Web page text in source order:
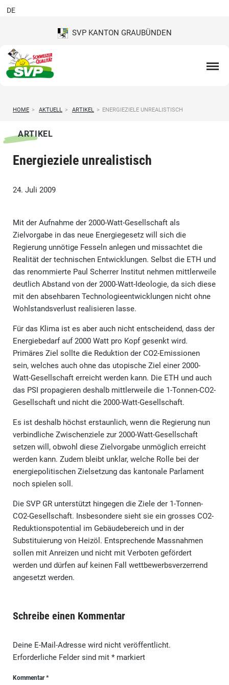
SVP KANTON GRAUBÜNDEN
DE
HOME > AKTUELL > ARTIKEL > ENERGIEZIELE UNREALISTISCH
ARTIKEL
Energieziele unrealistisch
24. Juli 2009
Mit der Aufnahme der 2000-Watt-Gesellschaft als
Zielvorgabe in das neue Energiegesetz will sich die
Regierung unnötige Fesseln anlegen und missachtet die
Realität der technischen Entwicklungen. Selbst die ETH und
das renommierte Paul Scherrer Institut nehmen mittlerweile
deutlich Abstand von der 2000-Watt-Ideologie, da sich diese
mit den absehbaren Technologieentwicklungen nicht ohne
Wohlstandsverlust realisieren lasse.
Für das Klima ist es aber auch nicht entscheidend, dass der
Energiebedarf auf 2000 Watt pro Kopf gesenkt wird.
Primäres Ziel sollte die Reduktion der CO2-Emissionen
sein, welches auch ohne das utopische Ziel einer 2000-
Watt-Gesellschaft erreicht werden kann. Die ETH und auch
das PSI propagieren deshalb mittlerweile die 1-Tonnen-CO2-
Gesellschaft und nicht die 2000-Watt-Gesellschaft.
Es ist deshalb höchst erstaunlich, wenn die Regierung nun
verbindliche Zwischenziele zur 2000-Watt-Gesellschaft
setzen will, obwohl diese Zielvorgabe unmöglich erreicht
werden kann. Zudem bleibt unklar, welche Rolle bei der
energiepolitischen Zielsetzung das kantonale Parlament
noch spielen soll.
Die SVP GR unterstützt hingegen die Ziele der 1-Tonnen-
CO2-Gesellschaft. Insbesondere sieht sie ein grosses CO2-
Reduktionspotential im Gebäudebereich und in der
Substituierung von Heizöl. Entsprechende Massnahmen
sollen mit Anreizen und nicht mit Verboten gefördert
werden und dürfen auf keinen Fall wettbewerbsverzerrend
angesetzt werden.
Schreibe einen Kommentar
Deine E-Mail-Adresse wird nicht veröffentlicht.
Erforderliche Felder sind mit *markiert
Kommentar*